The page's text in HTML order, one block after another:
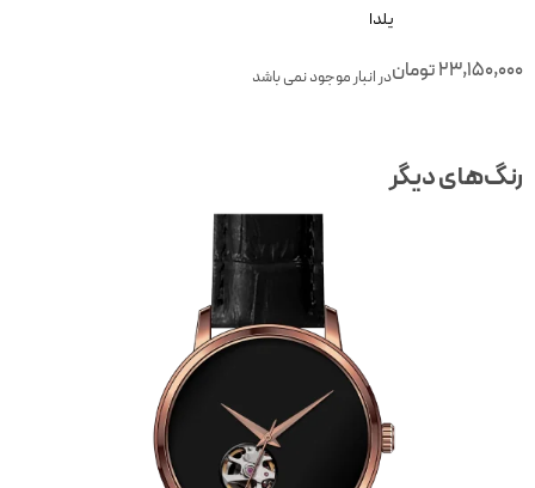
یلدا
23,150,000توماندر انبار موجود نمی باشد
رنگ‌های دیگر